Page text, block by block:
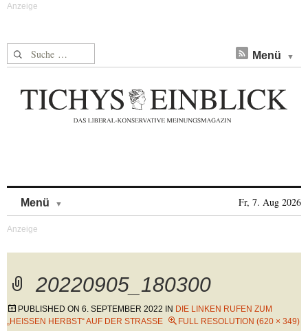
Suche nach: Menü
Menü Fr, 7. Aug 2026
20220905_180300
PUBLISHED ON 6. SEPTEMBER 2022 IN DIE LINKEN RUFEN ZUM
„HEISSEN HERBST“ AUF DER STRASSE
FULL RESOLUTION (620 × 349)